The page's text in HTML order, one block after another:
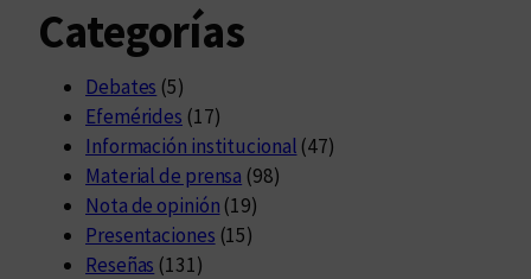
Categorías
Debates (5)
Efemérides (17)
Información institucional (47)
Material de prensa (98)
Nota de opinión (19)
Presentaciones (15)
Reseñas (131)